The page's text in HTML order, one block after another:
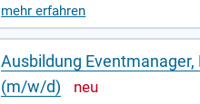
h nicht erfüllen, kannst du
bereit bist. Für weitere Details
mehr erfahren
Ausbildung
(m/w/d)